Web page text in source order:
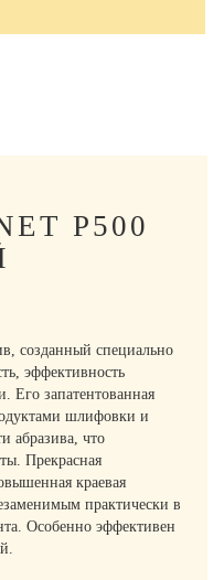
P500
созданный специально
эффективность
Его запатентованная
шлифовки и
абразива, что
Прекрасная
краевая
практически в
Особенно эффективен